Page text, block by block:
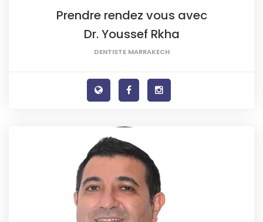
Prendre rendez vous avec
Dr. Youssef Rkha
DENTISTE MARRAKECH